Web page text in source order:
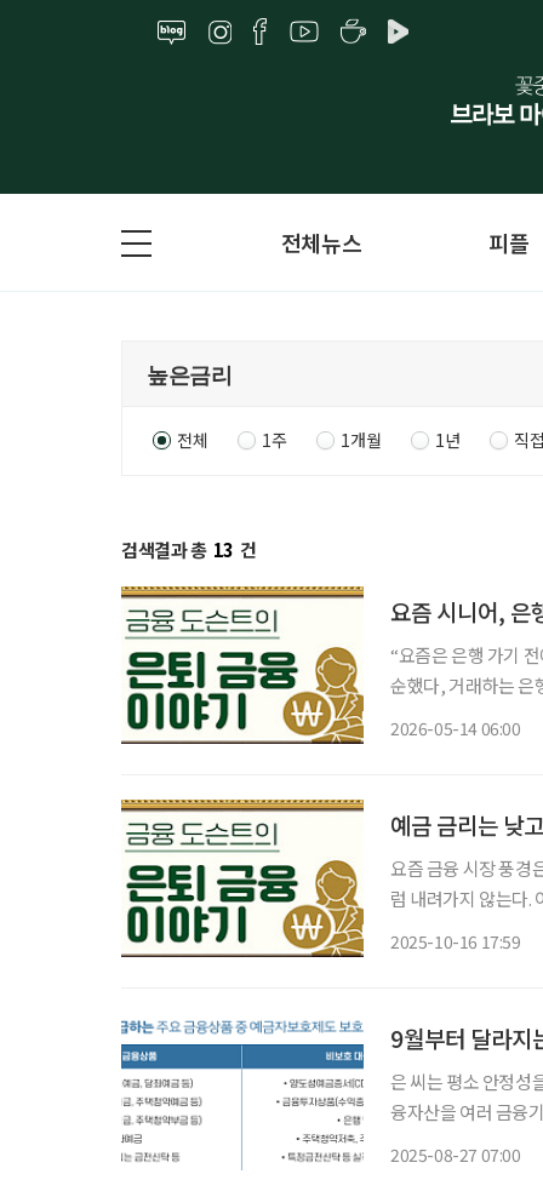
전체뉴스 피플
전체 1주 1개월 1년 직
검색결과 총 13 건
요즘 시니어, 은
“요즘은 은행 가기 전에 유튜브를 먼저 봐
순했다, 거래하는 은
2026-05-14 06:00
예금 금리는 낮
요즘 금융 시장 풍경
럼 내려가지 않는다.
2025-10-16 17:59
9월부터 달라지
은 씨는 평소 안정성
융자산을 여러 금융
2025-08-27 07:00